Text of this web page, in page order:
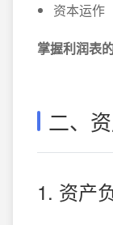
资本运作
掌握利润表
二、
1. 资产